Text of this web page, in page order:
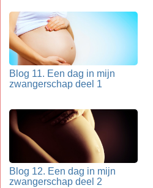
Blog 11. Een dag in mijn
zwangerschap deel 1
Blog 12. Een dag in mijn
zwangerschap deel 2